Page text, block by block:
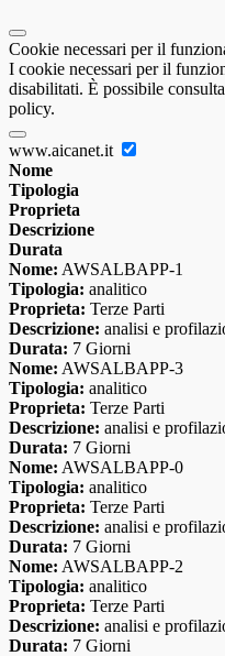
Cookie necessari per il
I cookie necessari per il
disabilitati. È possibile
policy.
www.aicanet.it
Nome
Tipologia
Proprieta
Descrizione
Durata
Nome: AWSALBAPP-1
Tipologia: analitico
Proprieta: Terze Parti
Descrizione: analisi e
Durata: 7 Giorni
Nome: AWSALBAPP-3
Tipologia: analitico
Proprieta: Terze Parti
Descrizione: analisi e
Durata: 7 Giorni
Nome: AWSALBAPP-0
Tipologia: analitico
Proprieta: Terze Parti
Descrizione: analisi e
Durata: 7 Giorni
Nome: AWSALBAPP-2
Tipologia: analitico
Proprieta: Terze Parti
Descrizione: analisi e
Durata: 7 Giorni